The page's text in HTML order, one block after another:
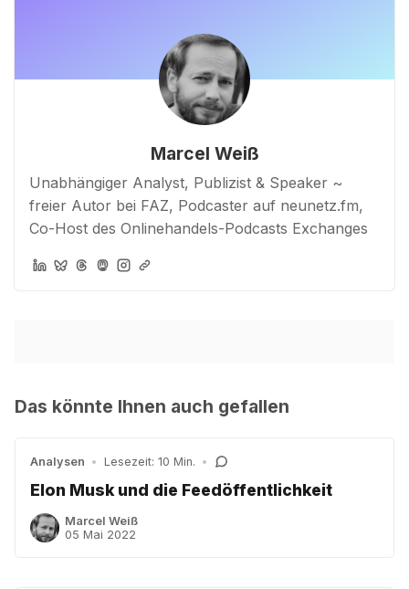
Marcel Weiß
Unabhängiger Analyst, Publizist & Speaker ~
freier Autor bei FAZ, Podcaster auf neunetz.fm,
Co-Host des Onlinehandels-Podcasts Exchanges
Das könnte Ihnen auch gefallen
Analysen • Lesezeit: 10 Min. •
Elon Musk und die Feedöffentlichkeit
Marcel Weiß
05 Mai 2022